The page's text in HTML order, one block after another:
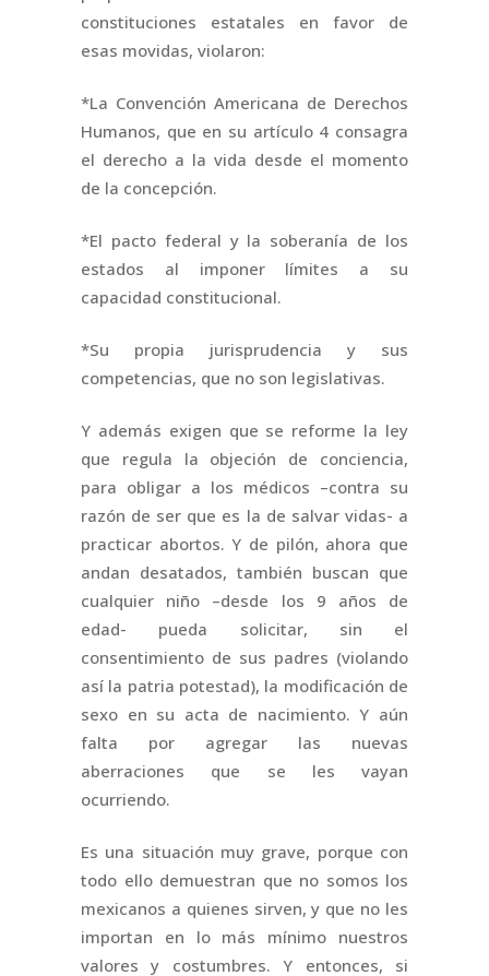
constituciones estatales en favor de
esas movidas, violaron:
*La Convención Americana de Derechos
Humanos, que en su artículo 4 consagra
el derecho a la vida desde el momento
de la concepción.
*El pacto federal y la soberanía de los
estados al imponer límites a su
capacidad constitucional.
*Su propia jurisprudencia y sus
competencias, que no son legislativas.
Y además exigen que se reforme la ley
que regula la objeción de conciencia,
para obligar a los médicos –contra su
razón de ser que es la de salvar vidas- a
practicar abortos. Y de pilón, ahora que
andan desatados, también buscan que
cualquier niño –desde los 9 años de
edad- pueda solicitar, sin el
consentimiento de sus padres (violando
así la patria potestad), la modificación de
sexo en su acta de nacimiento. Y aún
falta por agregar las nuevas
aberraciones que se les vayan
ocurriendo.
Es una situación muy grave, porque con
todo ello demuestran que no somos los
mexicanos a quienes sirven, y que no les
importan en lo más mínimo nuestros
valores y costumbres. Y entonces, si